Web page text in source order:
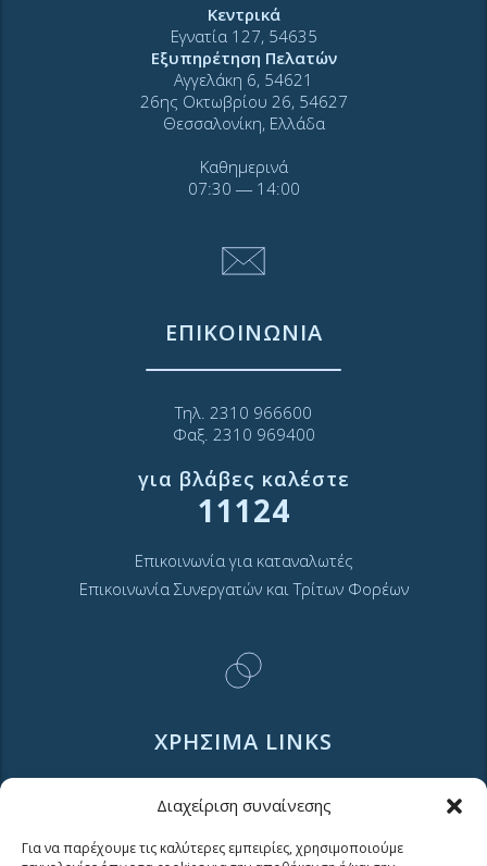
Διαχείριση συναίνεσης
Για να παρέχουμε τις καλύτερες εμπειρίες, χρησιμοποιούμε
Κεντρικά
Εγνατία 127, 54635
Εξυπηρέτηση Πελατών
Αγγελάκη 6, 54621
26ης Οκτωβρίου 26, 54627
Θεσσαλονίκη, Ελλάδα
Καθημερινά
07:30 ― 14:00
ΕΠΙΚΟΙΝΩΝΙΑ
Τηλ. 2310 966600
Φαξ. 2310 969400
για βλάβες καλέστε
11124
Επικοινωνία για καταναλωτές
Επικοινωνία Συνεργατών και Τρίτων Φορέων
ΧΡΗΣΙΜΑ LINKS
Νέα
Μουσείο Ύδρευσης ΕΥΑΘ